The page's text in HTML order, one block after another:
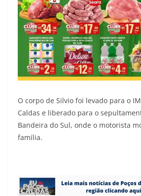
O corpo de Silvio foi levado para o
Caldas e liberado para o
Bandeira do Sul, onde o motorista
família.